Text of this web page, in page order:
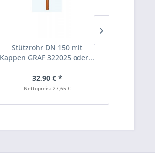
Stützrohr DN 150 mit
Kappen GRAF 322025 oder...
32,90 € *
Nettopreis: 27,65 €